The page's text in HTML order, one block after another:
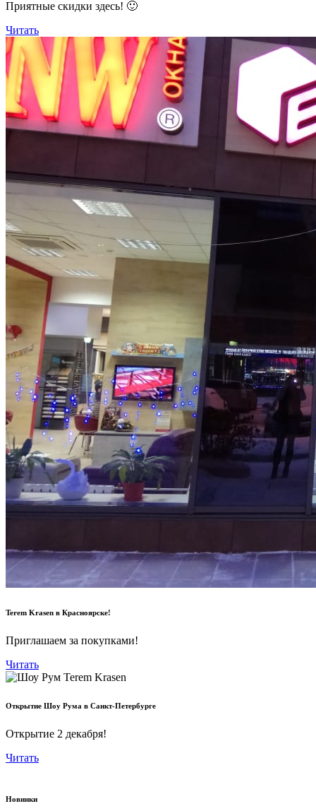
Приятные скидки здесь! 🙂
Читать
Terem Krasen в Красноярске!
Приглашаем за покупками!
Читать
Открытие Шоу Рума в Санкт-Петербурге
Открытие 2 декабря!
Читать
Новинки